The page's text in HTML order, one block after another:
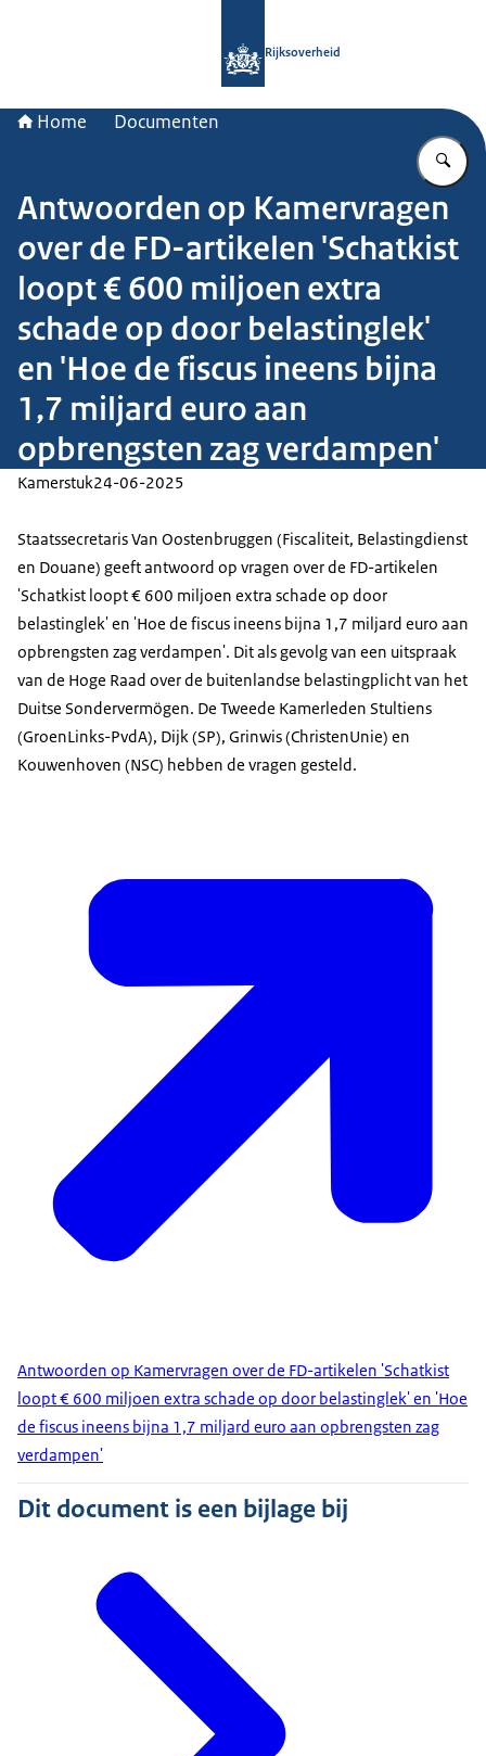
Rijksoverheid
Home Documenten
Antwoorden op Kamervragen
over de FD-artikelen 'Schatkist
loopt € 600 miljoen extra
schade op door belastinglek'
en 'Hoe de fiscus ineens bijna
1,7 miljard euro aan
opbrengsten zag verdampen'
Kamerstuk24-06-2025
Staatssecretaris Van Oostenbruggen (Fiscaliteit, Belastingdienst
en Douane) geeft antwoord op vragen over de FD-artikelen
'Schatkist loopt € 600 miljoen extra schade op door
belastinglek' en 'Hoe de fiscus ineens bijna 1,7 miljard euro aan
opbrengsten zag verdampen'. Dit als gevolg van een uitspraak
van de Hoge Raad over de buitenlandse belastingplicht van het
Duitse Sondervermögen. De Tweede Kamerleden Stultiens
(GroenLinks-PvdA), Dijk (SP), Grinwis (ChristenUnie) en
Kouwenhoven (NSC) hebben de vragen gesteld.
Antwoorden op Kamervragen over de FD-artikelen 'Schatkist
loopt € 600 miljoen extra schade op door belastinglek' en 'Hoe
de fiscus ineens bijna 1,7 miljard euro aan opbrengsten zag
verdampen'
Dit document is een bijlage bij